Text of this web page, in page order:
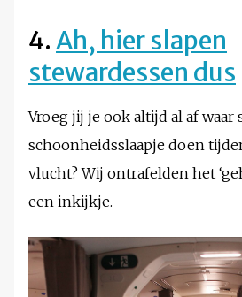
4.Ah, hier slapen
stewardessen dus
Vroeg jij je ook altijd al af waar
schoonheidsslaapje doen
vlucht? Wij ontrafelden het
een inkijkje.